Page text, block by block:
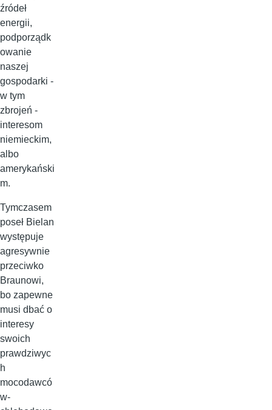
źródeł
energii,
podporządk
owanie
naszej
gospodarki -
w tym
zbrojeń -
interesom
niemieckim,
albo
amerykański
m.
Tymczasem
poseł Bielan
występuje
agresywnie
przeciwko
Braunowi,
bo zapewne
musi dbać o
interesy
swoich
prawdziwyc
h
mocodawcó
w-